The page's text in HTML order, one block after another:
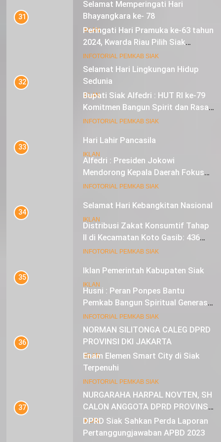
Selamat Memperingati Hari
Bhayangkara ke- 78
IKLAN
Selamat Hari Lingkungan Hidup
Sedunia
IKLAN
Hari Lahir Pancasila
IKLAN
Selamat Hari Kebangkitan Nasional
IKLAN
Iklan Pemerintah Kabupaten Siak
IKLAN
NORMAN SILITONGA CALEG DPRD
PROVINSI DKI JAKARTA
IKLAN
NURGARAHA HARPAL NOVTEN, SH
CALON ANGGOTA DPRD PROVINSI
DKI JAKARTA
IKLAN
31
Peringati Hari Pramuka ke-63 tahun
2024, Kwarda Riau Pilih Siak
Sebagai Tuan Rumah
INFOTORIAL PEMKAB SIAK
32
Bupati Siak Alfedri : HUT RI ke-79
Komitmen Bangun Spirit dan Rasa
Nasionalisme
INFOTORIAL PEMKAB SIAK
33
Alfedri : Presiden Jokowi
Mendorong Kepala Daerah Fokus
pada Inflasi dan Pilkada Serentak
INFOTORIAL PEMKAB SIAK
34
Distribusi Zakat Konsumtif Tahap
II di Kecamatan Koto Gasib: 436
Mustahik Terima Bantuan
INFOTORIAL PEMKAB SIAK
35
Husni : Peran Ponpes Bantu
Pemkab Bangun Spiritual Generasi
Muda
INFOTORIAL PEMKAB SIAK
36
Enam Elemen Smart City di Siak
Terpenuhi
INFOTORIAL PEMKAB SIAK
37
DPRD Siak Sahkan Perda Laporan
Pertanggungjawaban APBD 2023